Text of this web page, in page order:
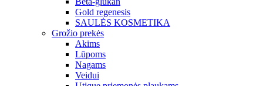
Gold regenesis
SAULĖS KOSMETIKA
Grožio prekės
Akims
Lūpoms
Nagams
Veidui